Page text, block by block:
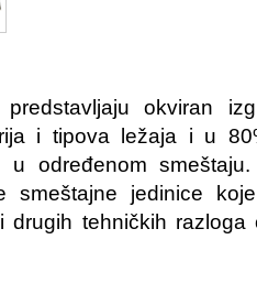
predstavljaju okviran
i tipova ležaja i u
u određenom
smeštajne jedinice
drugih tehničkih razloga